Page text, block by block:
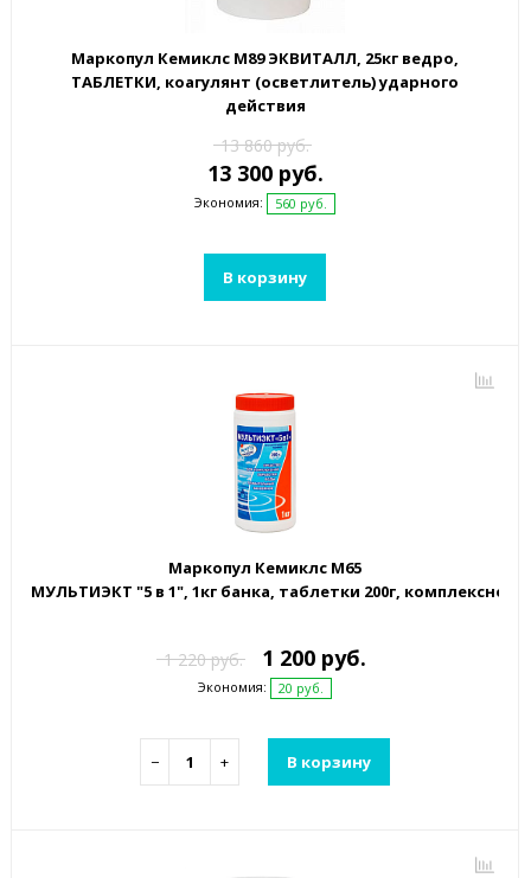
Маркопул Кемиклс М89 ЭКВИТАЛЛ, 25кг ведро,
ТАБЛЕТКИ, коагулянт (осветлитель) ударного
действия
13 860 руб.
13 300 руб.
Экономия: 560 руб.
В корзину
Маркопул Кемиклс М65
МУЛЬТИЭКТ "5 в 1", 1кг банка, таблетки 200г,
1 220 руб. 1 200 руб.
Экономия: 20 руб.
− + В корзину